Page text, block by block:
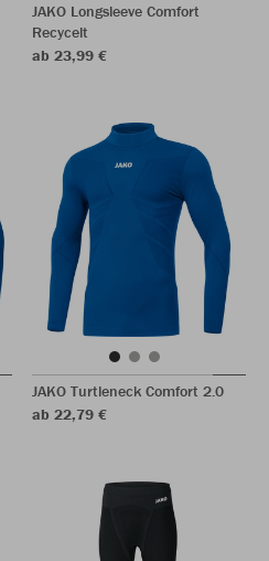
JAKO Longsleeve Comfort
Recycelt
ab 23,99 €
JAKO Turtleneck Comfort 2.0
ab 22,79 €